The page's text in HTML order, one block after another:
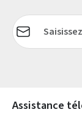
Adresse e-mail*
Assistance